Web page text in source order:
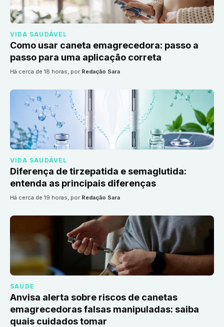
VIDA SAUDÁVEL
Como usar caneta emagrecedora: passo a
passo para uma aplicação correta
há cerca de 18 horas, por Redação Sara
VIDA SAUDÁVEL
Diferença de tirzepatida e semaglutida:
entenda as principais diferenças
há cerca de 19 horas, por Redação Sara
SAÚDE
Anvisa alerta sobre riscos de canetas
emagrecedoras falsas manipuladas: saiba
quais cuidados tomar